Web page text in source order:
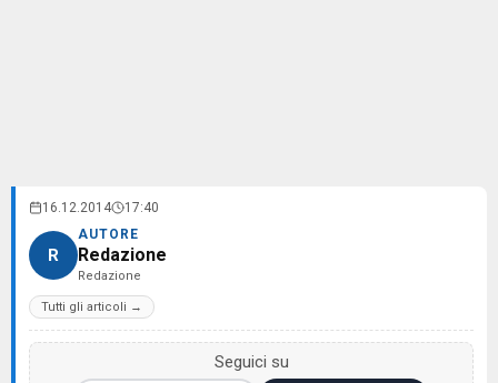
16.12.2014 17:40
R
AUTORE
Redazione
Redazione
Tutti gli articoli →
Seguici su